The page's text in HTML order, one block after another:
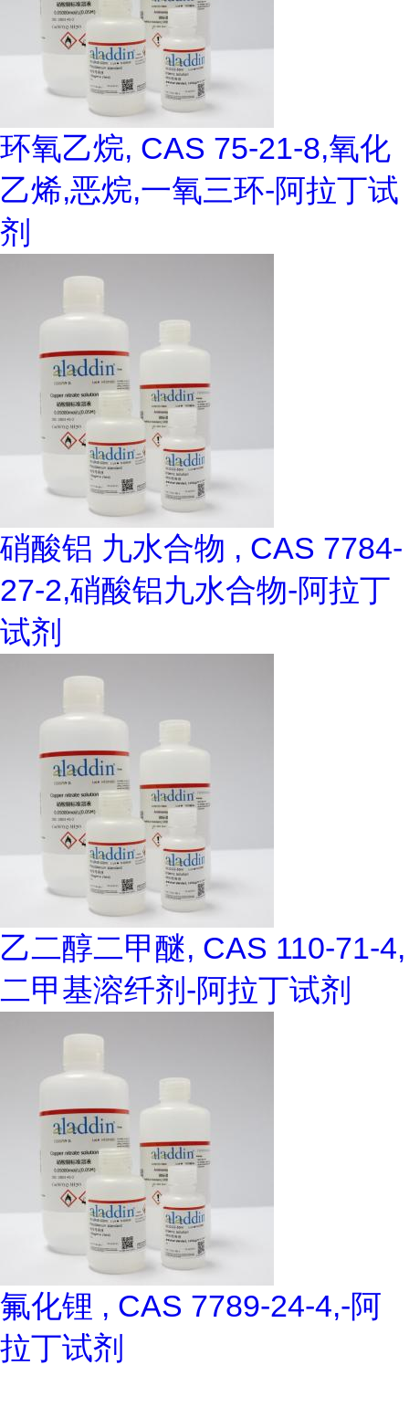
环氧乙烷, CAS 75-21-8,氧化
乙烯,恶烷,一氧三环-阿拉丁试
剂
硝酸铝 九水合物 , CAS 7784-
27-2,硝酸铝九水合物-阿拉丁
试剂
乙二醇二甲醚, CAS 110-71-4,
二甲基溶纤剂-阿拉丁试剂
氟化锂 , CAS 7789-24-4,-阿
拉丁试剂